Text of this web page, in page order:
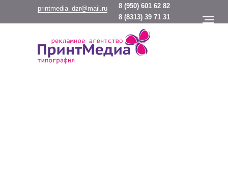
8 (950) 601 62 82
printmedia_dzr@mail.ru
8 (8313) 39 71 31